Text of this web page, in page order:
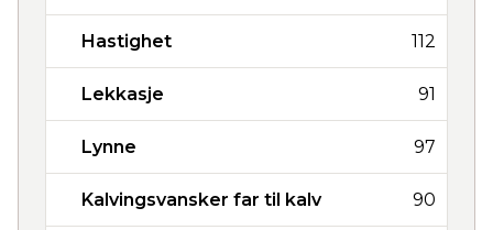
Hastighet 112
Lekkasje 91
Lynne 97
Kalvingsvansker far til kalv 90